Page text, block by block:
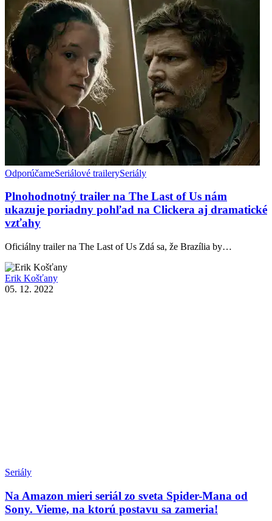
OdporúčameSeriálové trailerySeriály
Plnohodnotný trailer na The Last of Us nám
ukazuje poriadny pohľad na Clickera aj dramatické
vzťahy
Oficiálny trailer na The Last of Us Zdá sa, že Brazília by…
Erik Košťany
05. 12. 2022
Seriály
Na Amazon mieri seriál zo sveta Spider-Mana od
Sony. Vieme, na ktorú postavu sa zameria!